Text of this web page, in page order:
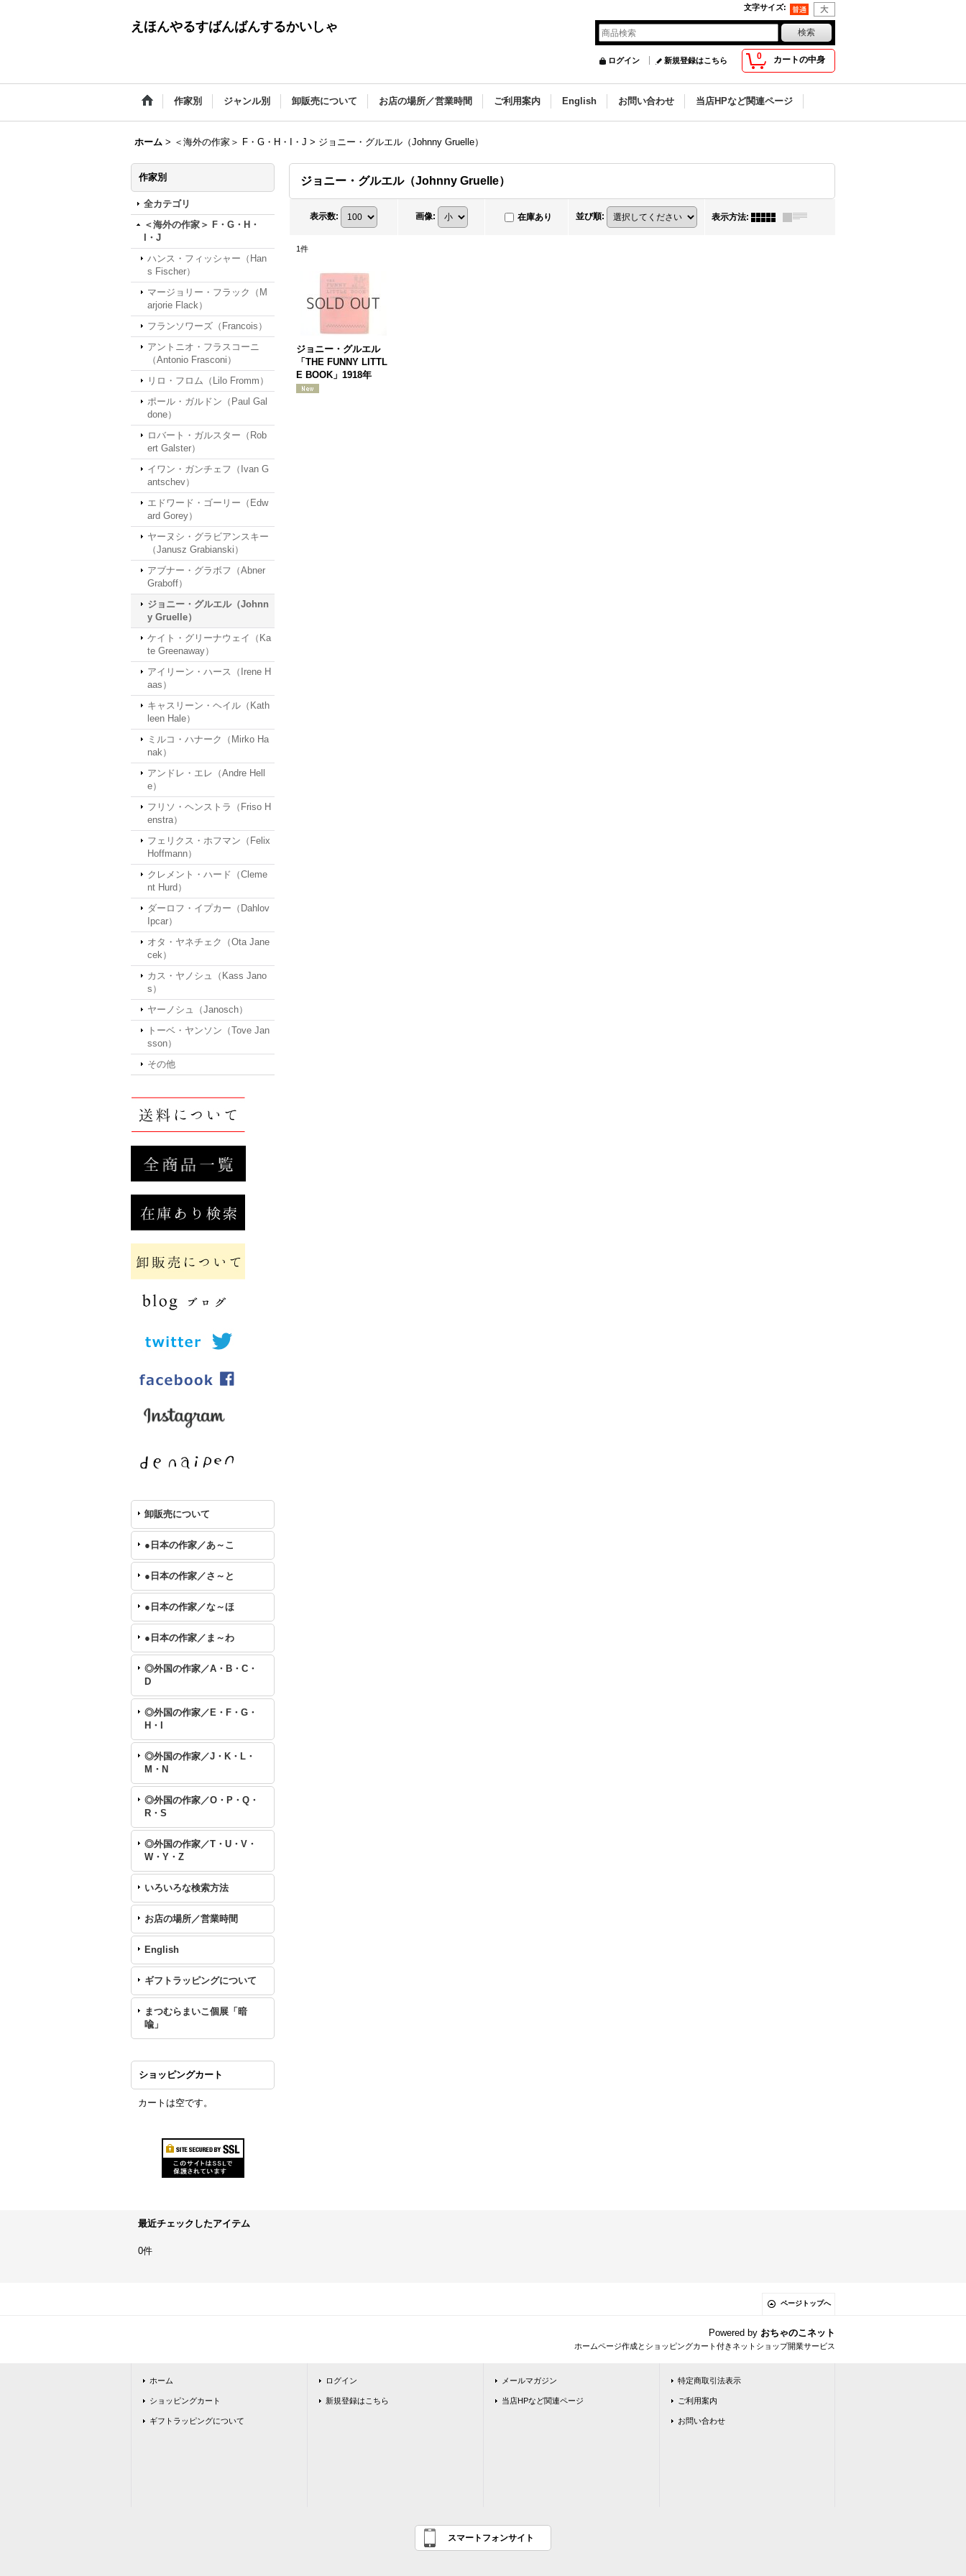
文字サイズ:
えほんやるすばんばんするかいしゃ
0 カートの中身
ログイン 新規登録はこちら
作家別 ジャンル別 卸販売について お店の場所／営業時間 ご利用案内 English お問い合わせ 当店HPなど関連ページ
ホーム > ＜海外の作家＞ F・G・H・I・J > ジョニー・グルエル（Johnny Gruelle）
作家別
全カテゴリ
＜海外の作家＞ F・G・H・
I・J
ハンス・フィッシャー（Han
s Fischer）
マージョリー・フラック（M
arjorie Flack）
フランソワーズ（Francois）
アントニオ・フラスコーニ
（Antonio Frasconi）
リロ・フロム（Lilo Fromm）
ポール・ガルドン（Paul Gal
done）
ロバート・ガルスター（Rob
ert Galster）
イワン・ガンチェフ（Ivan G
antschev）
エドワード・ゴーリー（Edw
ard Gorey）
ヤーヌシ・グラビアンスキー
（Janusz Grabianski）
アブナー・グラボフ（Abner
Graboff）
ジョニー・グルエル（Johnn
y Gruelle）
ケイト・グリーナウェイ（Ka
te Greenaway）
アイリーン・ハース（Irene H
aas）
キャスリーン・ヘイル（Kath
leen Hale）
ミルコ・ハナーク（Mirko Ha
nak）
アンドレ・エレ（Andre Hell
e）
フリソ・ヘンストラ（Friso H
enstra）
フェリクス・ホフマン（Felix
Hoffmann）
クレメント・ハード（Cleme
nt Hurd）
ダーロフ・イプカー（Dahlov
Ipcar）
オタ・ヤネチェク（Ota Jane
cek）
カス・ヤノシュ（Kass Jano
s）
ヤーノシュ（Janosch）
トーベ・ヤンソン（Tove Jan
sson）
その他
卸販売について
●日本の作家／あ～こ
●日本の作家／さ～と
●日本の作家／な～ほ
●日本の作家／ま～わ
◎外国の作家／A・B・C・
D
◎外国の作家／E・F・G・
H・I
◎外国の作家／J・K・L・
M・N
◎外国の作家／O・P・Q・
R・S
◎外国の作家／T・U・V・
W・Y・Z
いろいろな検索方法
お店の場所／営業時間
English
ギフトラッピングについて
まつむらまいこ個展「暗
喩」
ショッピングカート
カートは空です。
ジョニー・グルエル（Johnny Gruelle）
表示数: 画像: 在庫あり 並び順: 表示方法:
1件
ジョニー・グルエル
「THE FUNNY LITTL
E BOOK」1918年
最近チェックしたアイテム
0件
ページトップへ
Powered by おちゃのこネット
ホームページ作成とショッピングカート付きネットショップ開業サービス
ホーム
ショッピングカート
ギフトラッピングについて
ログイン
新規登録はこちら
メールマガジン
当店HPなど関連ページ
特定商取引法表示
ご利用案内
お問い合わせ
スマートフォンサイト